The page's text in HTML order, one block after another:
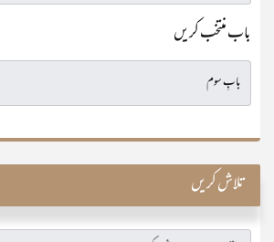
باب منتخب کریں
تلاش کریں